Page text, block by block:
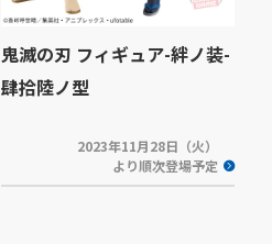
鬼滅の刃 フィギュア-絆ノ装-
肆拾陸ノ型
2023年11月28日（火）
より順次登場予定